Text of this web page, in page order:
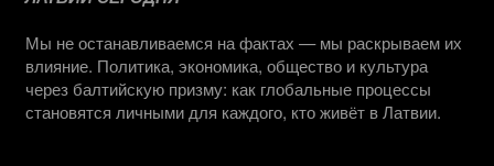
Мы не останавливаемся на фактах — мы раскрываем их
влияние. Политика, экономика, общество и культура
через балтийскую призму: как глобальные процессы
становятся личными для каждого, кто живёт в Латвии.